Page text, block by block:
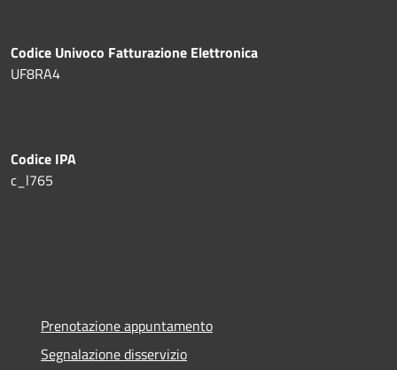
Codice Univoco Fatturazione Elettronica
UF8RA4
Codice IPA
c_l765
Prenotazione appuntamento
Segnalazione disservizio